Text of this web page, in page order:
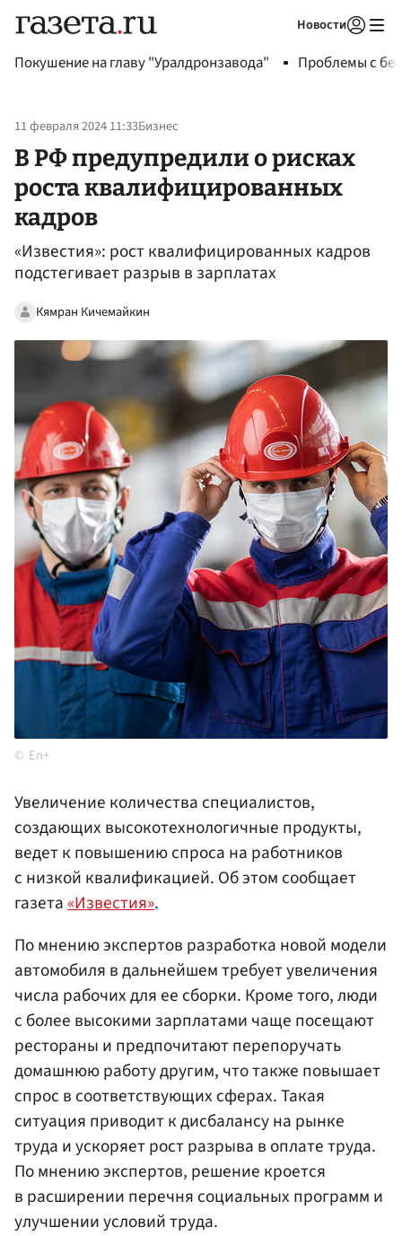
Новости
Покушение на главу "Уралдронзавода" Проблемы с
11 февраля 2024 11:33Бизнес
В РФ предупредили о рисках
роста квалифицированных
кадров
«Известия»: рост квалифицированных кадров
подстегивает разрыв в зарплатах
Кямран Кичемайкин
En+
Увеличение количества специалистов,
создающих высокотехнологичные продукты,
ведет к повышению спроса на работников
с низкой квалификацией. Об этом сообщает
газета«Известия».
По мнению экспертов разработка новой модели
автомобиля в дальнейшем требует увеличения
числа рабочих для ее сборки. Кроме того, люди
с более высокими зарплатами чаще посещают
рестораны и предпочитают перепоручать
домашнюю работу другим, что также повышает
спрос в соответствующих сферах. Такая
ситуация приводит к дисбалансу на рынке
труда и ускоряет рост разрыва в оплате труда.
По мнению экспертов, решение кроется
в расширении перечня социальных программ и
улучшении условий труда.